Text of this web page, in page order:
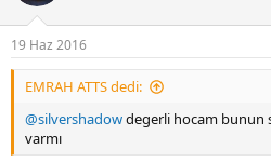
19 Haz 2016
EMRAH ATTS dedi:
@silvershadowdegerli hocam bunun
varmı